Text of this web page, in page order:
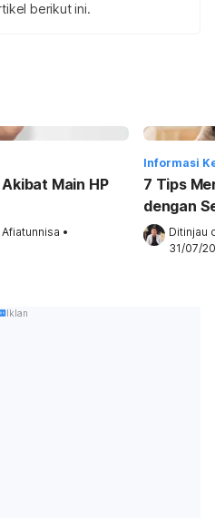
berikut ini.
Main HP
•
Informasi
7 Tips
dengan
Ditinjau
31/07/
Iklan